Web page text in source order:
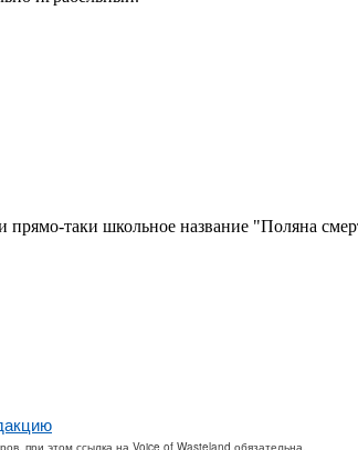
при этом ссылка на Voice of Wasteland обязательна.